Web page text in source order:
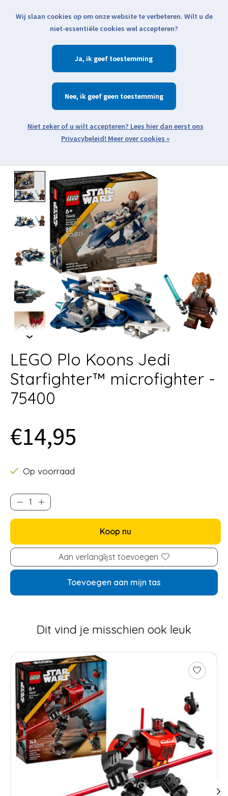
Klik voor actuele verzendinformatie...
Verlanglijst
Zoeken
Open webshop menu
Product image slideshow Items
LEGO Plo Koons Jedi
Starfighter™ microfighter -
75400
€14,95
Op voorraad
Koop nu
Aan verlanglijst toevoegen
Toevoegen aan mijn tas
Dit vind je misschien ook leuk
Items van productcarrousel
Wij slaan cookies op om onze website te verbeteren. Wilt u de
niet-essentiële cookies wel accepteren?
Ja
Nee
Meer over cookies »